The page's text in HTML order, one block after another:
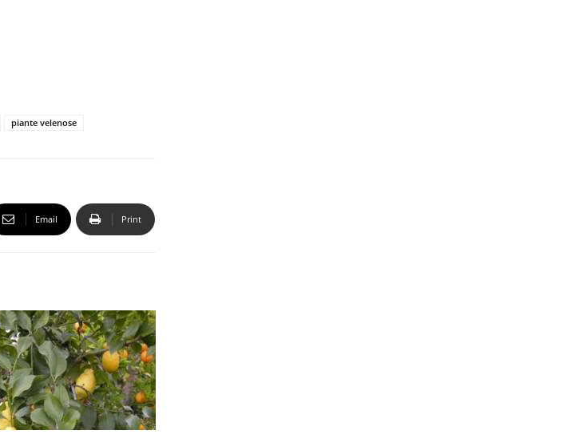
piante velenose
Email Print